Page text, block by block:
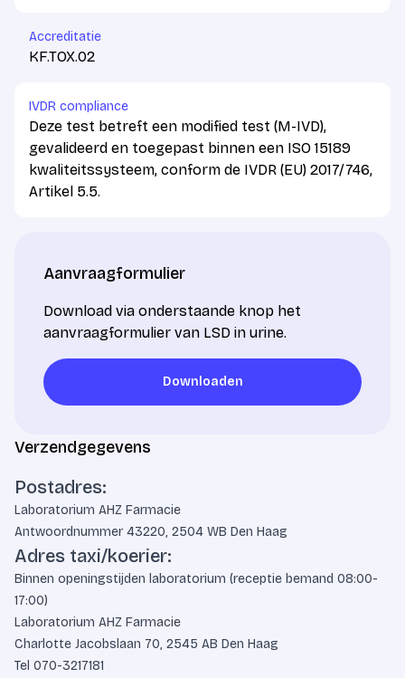
Accreditatie
KF.TOX.02
IVDR compliance
Deze test betreft een modified test (M-IVD),
gevalideerd en toegepast binnen een ISO 15189
kwaliteitssysteem, conform de IVDR (EU) 2017/746,
Artikel 5.5.
Aanvraagformulier
Download via onderstaande knop het
aanvraagformulier van LSD in urine.
Downloaden
Verzendgegevens
Postadres:
Laboratorium AHZ Farmacie
Antwoordnummer 43220, 2504 WB Den Haag
Adres taxi/koerier:
Binnen openingstijden laboratorium (receptie bemand 08:00-
17:00)
Laboratorium AHZ Farmacie
Charlotte Jacobslaan 70, 2545 AB Den Haag
Tel 070-3217181